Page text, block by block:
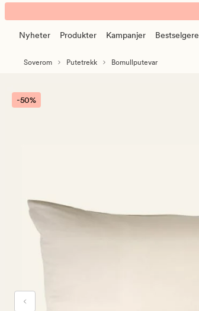
Harmony
bomull
putevar
banner.
Klikk
pause.
Nyheter Produkter Kampanjer Bestselgere
Soverom Putetrekk Bomullputevar
-50%